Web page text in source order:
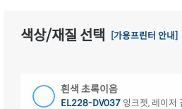
색상/재질 선택 [가용프린터 안내]
흰색 초록이음
EL228-DV037 잉크젯, 레이저